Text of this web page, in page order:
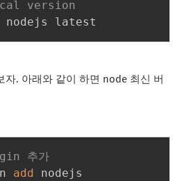
version
자. 아래와 같이 하면 node 최신 버
추가
add